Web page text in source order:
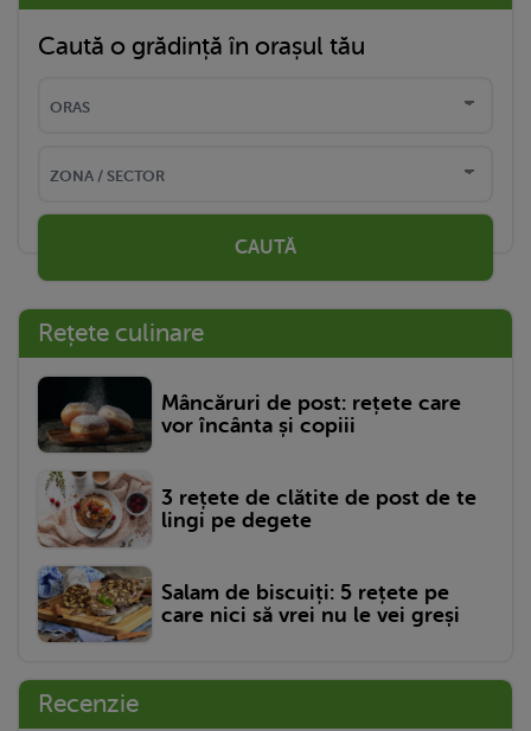
Caută o grădință în orașul tău
CAUTĂ
Rețete culinare
Mâncăruri de post: rețete care
vor încânta și copiii
3 rețete de clătite de post de te
lingi pe degete
Salam de biscuiți: 5 rețete pe
care nici să vrei nu le vei greși
Recenzie